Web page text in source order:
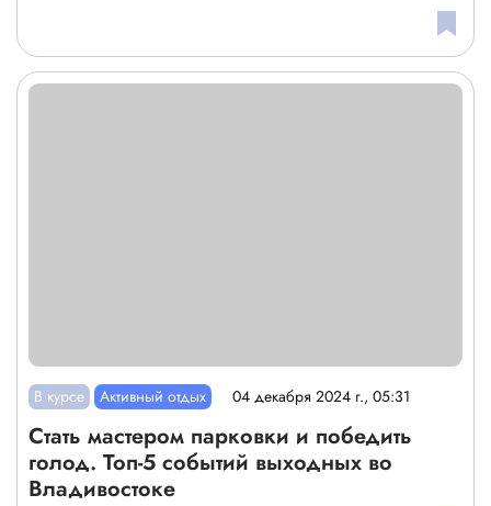
В курсе Активный отдых 04 декабря 2024 г., 05:31
Стать мастером парковки и победить
голод. Топ-5 событий выходных во
Владивостоке